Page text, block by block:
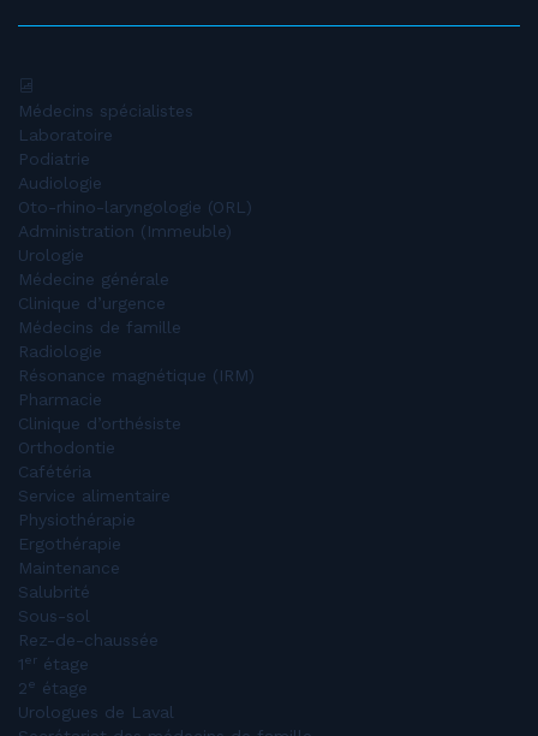
Médecins spécialistes
Laboratoire
Podiatrie
Audiologie
Oto-rhino-laryngologie (ORL)
Administration (Immeuble)
Urologie
Médecine générale
Clinique d’urgence
Médecins de famille
Radiologie
Résonance magnétique (IRM)
Pharmacie
Clinique d’orthésiste
Orthodontie
Cafétéria
Service alimentaire
Physiothérapie
Ergothérapie
Maintenance
Salubrité
Sous-sol
Rez-de-chaussée
1er étage
2e étage
Urologues de Laval